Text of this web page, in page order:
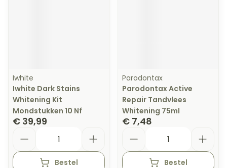
Iwhite
Iwhite Dark Stains
Whitening Kit
Mondstukken 10 Nf
€ 39,99
Bestel
Parodontax
Parodontax Active
Repair Tandvlees
Whitening 75ml
€ 7,48
Bestel